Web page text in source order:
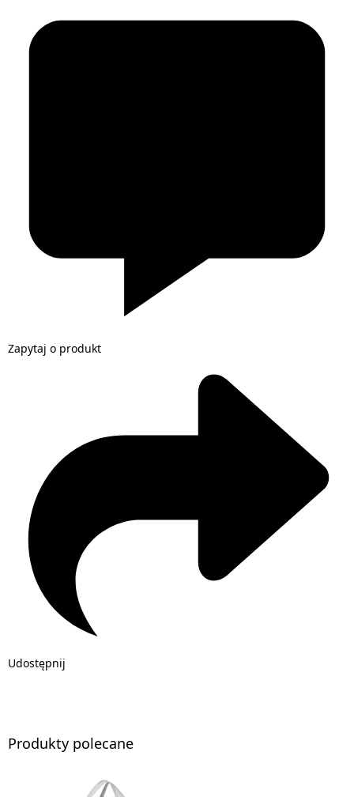
Zapytaj o produkt
Udostępnij
Produkty polecane